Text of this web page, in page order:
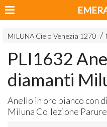
MILUNA Cielo Venezia 1270
PLI1632
diamanti
Anello in oro bianco con
Miluna Collezione